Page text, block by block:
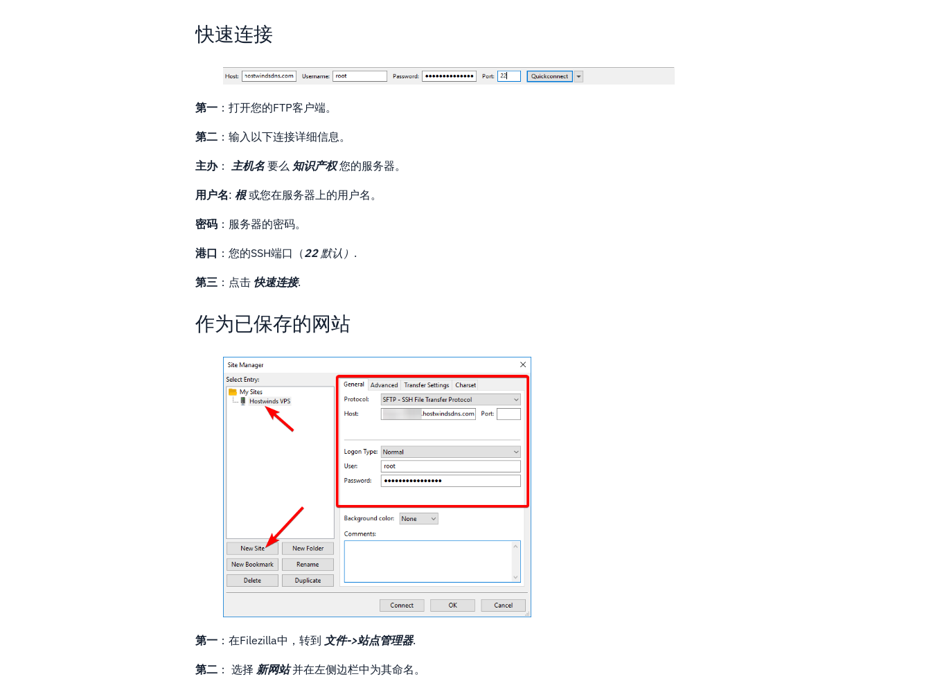
快速连接
第一 ：打开您的FTP客户端。
第二 ：输入以下连接详细信息。
主办：主机名要么 知识产权您的服务器。
用户名:根或您在服务器上的用户名。
密码 ：服务器的密码。
港口 ：您的SSH端口（22 默认） .
第三 ：点击 快速连接.
作为已保存的网站
第一 ：在Filezilla中，转到 文件->站点管理器.
第二 ： 选择 新网站并在左侧边栏中为其命名。